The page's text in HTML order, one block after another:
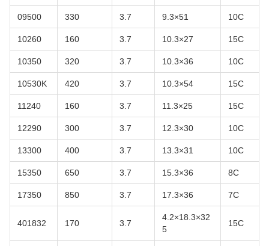
09500 330 3.7 9.3×51 10C
10260 160 3.7 10.3×27 15C
10350 320 3.7 10.3×36 10C
10530K 420 3.7 10.3×54 15C
11240 160 3.7 11.3×25 15C
12290 300 3.7 12.3×30 10C
13300 400 3.7 13.3×31 10C
15350 650 3.7 15.3×36 8C
17350 850 3.7 17.3×36 7C
401832 170 3.7
4.2×18.3×32
5
15C